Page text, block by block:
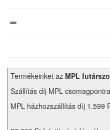
Termékeinket az MPL
Szállítás díj MPL
MPL házhozszállítás díj 1.599